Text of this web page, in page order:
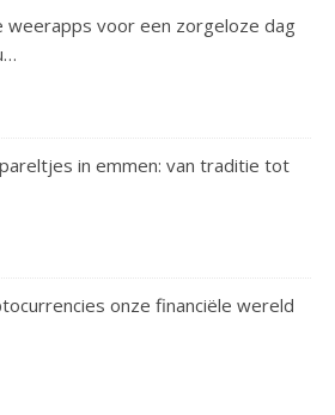
weerapps voor een zorgeloze dag
in emmen: van traditie tot
onze financiële wereld